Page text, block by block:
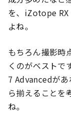
を、iZotope RX
よね。
もちろん撮影時
くのがベスト
7 Advancedが
ら揃えることを
ね。